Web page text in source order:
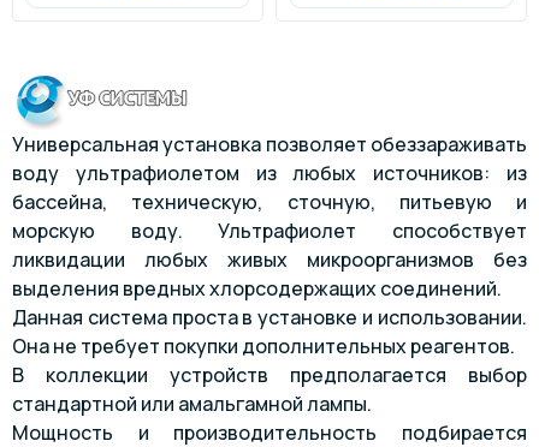
Универсальная установка позволяет обеззараживать
воду ультрафиолетом из любых источников: из
бассейна, техническую, сточную, питьевую и
морскую воду. Ультрафиолет способствует
ликвидации любых живых микроорганизмов без
выделения вредных хлорсодержащих соединений.
Данная система проста в установке и использовании.
Она не требует покупки дополнительных реагентов.
В коллекции устройств предполагается выбор
стандартной или амальгамной лампы.
Мощность и производительность подбирается